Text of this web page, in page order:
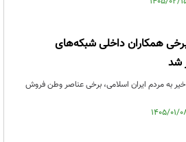
همکاران داخلی شبکه‌های
شد
به مردم ایران اسلامی، برخی عناصر وطن فروش